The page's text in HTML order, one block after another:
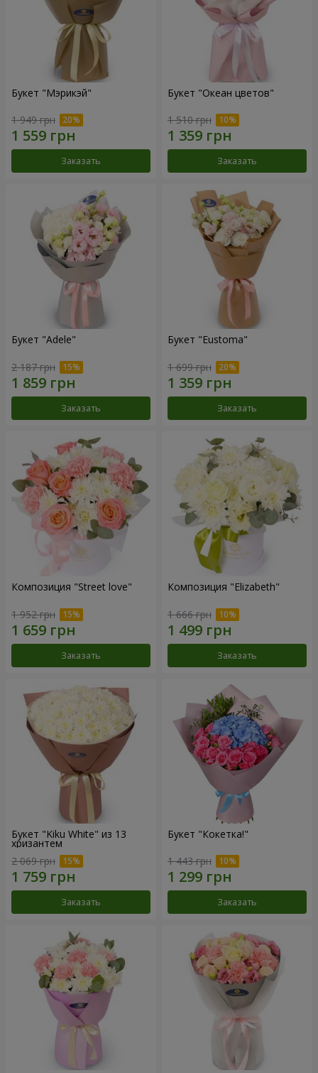
Букет "Мэрикэй"
1 949 грн
Заказать
Букет "Океан цветов"
1 510 грн
Заказать
Букет "Adele"
2 187 грн
Заказать
Букет "Eustoma"
1 699 грн
Заказать
Композиция "Street love"
1 952 грн
Заказать
Композиция "Elizabeth"
1 666 грн
Заказать
Букет "Kiku White" из 13
хризантем
2 069 грн
Заказать
Букет "Кокетка!"
1 443 грн
Заказать